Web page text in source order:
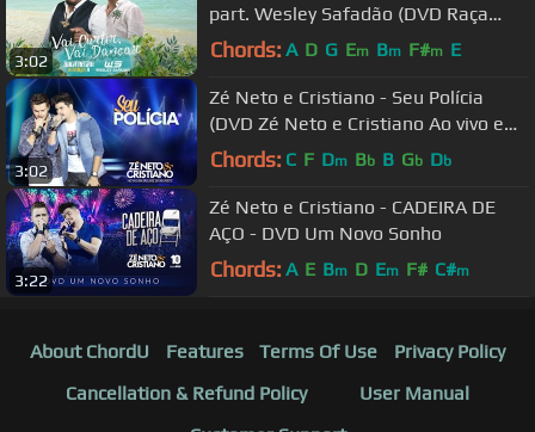
3:02
part. Wesley Safadão (DVD Raça
Negra & Amigos 2) [Vídeo Oficial]
Chords: A D G Em Bm F#m E
3:02
Zé Neto e Cristiano - Seu Polícia
(DVD Zé Neto e Cristiano Ao vivo em
São José do Rio Preto)
Chords: C F Dm Bb B Gb Db
3:22
Zé Neto e Cristiano - CADEIRA DE
AÇO - DVD Um Novo Sonho
Chords: A E Bm D Em F# C#m
About ChordU Features Terms Of Use
Privacy Policy
Cancellation & Refund Policy
User Manual